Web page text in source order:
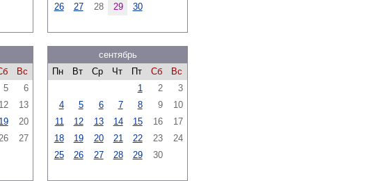
26
27 28 29 30
Вс
5
6
12
13
19
20
26
27
сентябрь
Пн
Вт Ср Чт Пт Сб
Вс
1
2
3
4
5 6 7 8 9
10
11
12 13 14 15 16
17
18
19 20 21 22 23
24
25
26 27 28 29 30